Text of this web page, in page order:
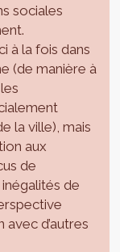
sociales
à la fois dans
(de manière à
la ville), mais
aux
de
de
d’autres